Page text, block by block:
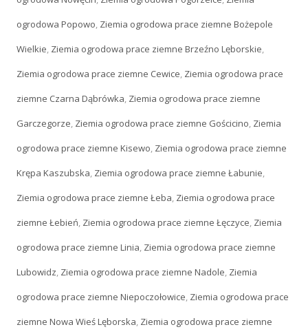
ogrodowa Popowo, Ziemia ogrodowa prace ziemne Bożepole
Wielkie, Ziemia ogrodowa prace ziemne Brzeźno Lęborskie,
Ziemia ogrodowa prace ziemne Cewice, Ziemia ogrodowa prace
ziemne Czarna Dąbrówka, Ziemia ogrodowa prace ziemne
Garczegorze, Ziemia ogrodowa prace ziemne Gościcino, Ziemia
ogrodowa prace ziemne Kisewo, Ziemia ogrodowa prace ziemne
Krępa Kaszubska, Ziemia ogrodowa prace ziemne Łabunie,
Ziemia ogrodowa prace ziemne Łeba, Ziemia ogrodowa prace
ziemne Łebień, Ziemia ogrodowa prace ziemne Łęczyce, Ziemia
ogrodowa prace ziemne Linia, Ziemia ogrodowa prace ziemne
Lubowidz, Ziemia ogrodowa prace ziemne Nadole, Ziemia
ogrodowa prace ziemne Niepoczołowice, Ziemia ogrodowa prace
ziemne Nowa Wieś Lęborska, Ziemia ogrodowa prace ziemne